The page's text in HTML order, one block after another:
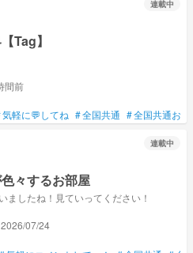
連載中
Tag】
間前
気軽に💬してね #全国共通 #全国共通お
連載中
々するお部屋
ましたね！見ていってください！
2026/07/24